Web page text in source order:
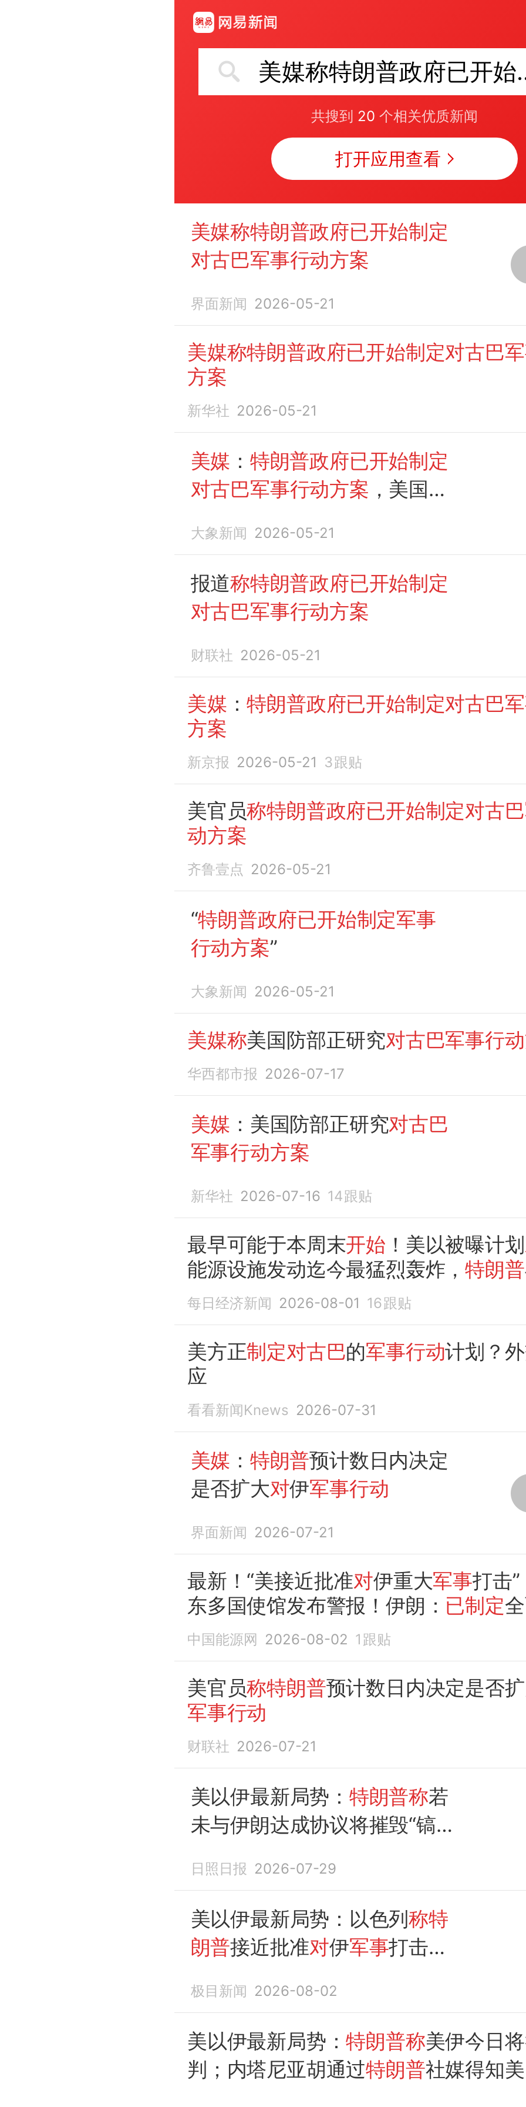
美媒称特朗
共搜到 20 个相关优质新闻
打开应用查看
美媒称特朗普政府已开始制定
对古巴军事行动方案
界面新闻 2026-05-21
美媒称特朗普政府已开始制定对古巴
方案
新华社 2026-05-21
美媒 ： 特朗普政府已开始制定
对古巴军事行动方案 ，美国情
事行动 的可能回应
大象新闻 2026-05-21
报道称特朗普政府已开始制定
对古巴军事行动方案
财联社 2026-05-21
美媒 ：特朗普政府已开始制定对古巴
方案
新京报 2026-05-21 3跟贴
美官员称特朗普政府已开始制定对古
动方案
齐鲁壹点 2026-05-21
“特朗普政府已开始制定军事
行动方案”
大象新闻 2026-05-21
美媒称美国防部正研究对古巴军事行
华西都市报 2026-07-17
美媒 ：美国防部正研究对古巴
军事行动方案
新华社 2026-07-16 14跟贴
最早可能于本周末开始 ！美以被曝计划
能源设施发动迄今最猛烈轰炸，特朗普
狠狠打击伊朗，伊朗官员：
对潜在美以袭击
每日经济新闻 2026-08-01 16跟贴
美方正制定对古巴的军事行动计划？
应
看看新闻Knews 2026-07-31
美媒 ： 特朗普预计数日内决定
是否扩大对伊军事行动
界面新闻 2026-07-21
最新！“美接近批准对伊重大军事打击
东多国使馆发布警报！伊朗： 已制定
方案
中国能源网 2026-08-02 1 跟贴
美官员称特朗普预计数日内决定是否
军事行动
财联社 2026-07-21
美以伊最新局势： 特朗普称若
未与伊朗达成协议将摧毁“镐
以领导人首次会晤，内塔尼亚
胡称 双方目标保持一致
日照日报 2026-07-29
美以伊最新局势：以色列称特
朗普接近批准对伊军事打击，
美国不要采取“冒险
坚决回应任何侵犯行为
极目新闻 2026-08-02
美以伊最新局势：特朗普称美伊今日
判；内塔尼亚胡通过特朗普社媒得知